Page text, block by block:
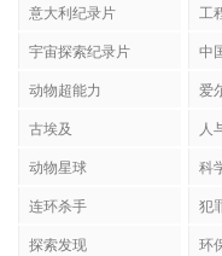
意大利纪录片
工
宇宙探索纪录片
中
动物超能力
爱
古埃及
人
动物星球
科
连环杀手
犯
探索发现
环